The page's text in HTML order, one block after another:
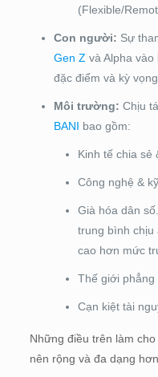
(Flexible/
Con người: Sự
Gen Z và Alpha
đặc điểm và kỳ vọng
Môi trường: Chịu
BANI bao gồm:
Kinh tế chia sẻ
Công nghệ &
Già hóa dân
trung bình chịu
cao hơn mức
Thế giới phẳng
Cạn kiệt tài
Những điều trên làm
nên rộng và đa dạng hơn.